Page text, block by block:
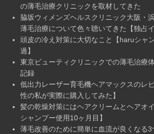
の薄毛治療クリニックを取材してきた
脇坂ウィメンズヘルスクリニック大阪・
薄毛治療について色々聴いてきた【独占
頭皮の冷え対策に大切なこと【haruシャ
過】
東京ビューティクリニックでの薄毛治療
記録
低出力レーザー育毛機ヘアマックスのレ
性の私が実際に購入してみた】
髪の乾燥対策にはヘアクリームとヘアオ
シャンプー使用10ヶ月目】
薄毛改善のために簡単に血流が良くなる3